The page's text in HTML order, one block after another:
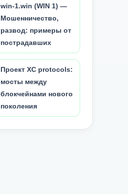
win-1.win (WIN 1) —
Мошенничество,
развод: примеры от
пострадавших
Проект XC protocols:
мосты между
блокчейнами нового
поколения